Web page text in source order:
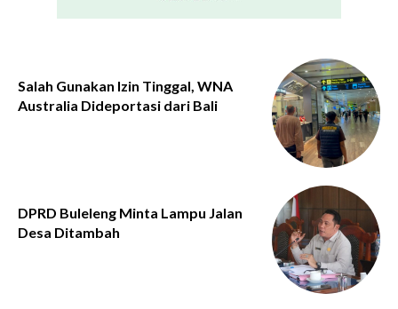
Salah Gunakan Izin Tinggal, WNA
Australia Dideportasi dari Bali
DPRD Buleleng Minta Lampu Jalan
Desa Ditambah